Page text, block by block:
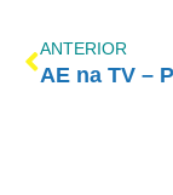
ANTERIOR